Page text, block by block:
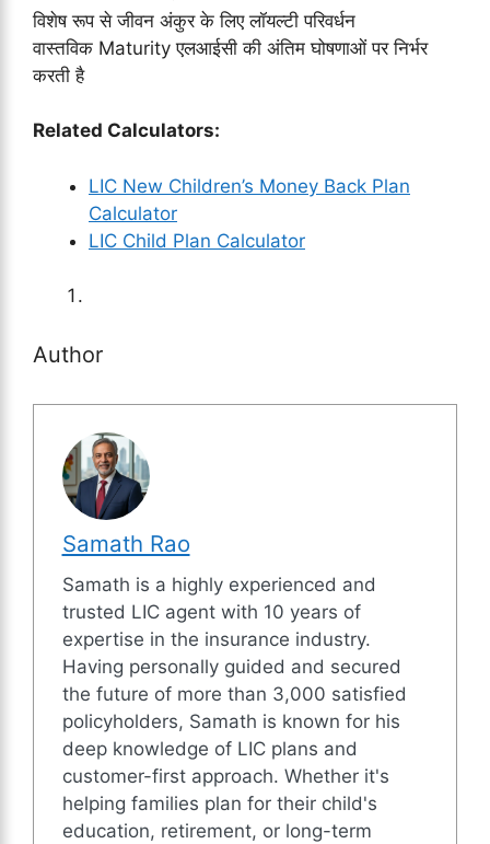
विशेष रूप से जीवन अंकुर के लिए लॉयल्टी परिवर्धन
वास्तविक Maturity एलआईसी की अंतिम घोषणाओं पर निर्भर
करती है
Related Calculators:
LIC New Children’s Money Back Plan
Calculator
LIC Child Plan Calculator
Author
Samath Rao
Samath is a highly experienced and
trusted LIC agent with 10 years of
expertise in the insurance industry.
Having personally guided and secured
the future of more than 3,000 satisfied
policyholders, Samath is known for his
deep knowledge of LIC plans and
customer-first approach. Whether it's
helping families plan for their child's
education, retirement, or long-term